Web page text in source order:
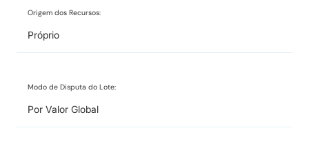
Origem dos Recursos:
Próprio
Modo de Disputa do Lote:
Por Valor Global